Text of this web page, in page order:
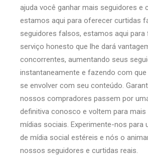
ajuda você ganhar mais seguidores e
estamos aqui para oferecer curtidas
seguidores falsos, estamos aqui para
serviço honesto que lhe dará
concorrentes, aumentando seus
instantaneamente e fazendo com
se envolver com seu conteúdo.
nossos compradores passem por
definitiva conosco e voltem para
mídias sociais. Experimente-nos para
de mídia social estéreis e nós o
nossos seguidores e curtidas reais.